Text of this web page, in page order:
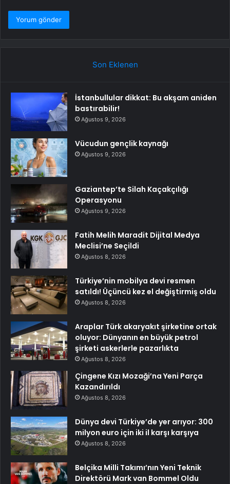
Son Eklenen
İstanbullular dikkat: Bu akşam aniden
bastırabilir!
Ağustos 9, 2026
Vücudun gençlik kaynağı
Ağustos 9, 2026
Gaziantep’te Silah Kaçakçılığı
Operasyonu
Ağustos 9, 2026
Fatih Melih Maradit Dijital Medya
Meclisi’ne Seçildi
Ağustos 8, 2026
Türkiye’nin mobilya devi resmen
satıldı! Üçüncü kez el değiştirmiş oldu
Ağustos 8, 2026
Araplar Türk akaryakıt şirketine ortak
oluyor: Dünyanın en büyük petrol
şirketi askerlerle pazarlıkta
Ağustos 8, 2026
Çingene Kızı Mozaği’na Yeni Parça
Kazandırıldı
Ağustos 8, 2026
Dünya devi Türkiye’de yer arıyor: 300
milyon euro için iki il karşı karşıya
Ağustos 8, 2026
Belçika Milli Takımı’nın Yeni Teknik
Direktörü Mark van Bommel Oldu